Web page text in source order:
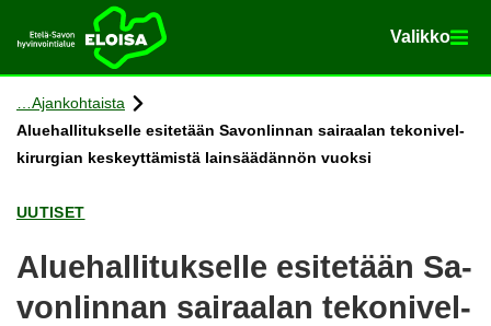
Etusi­vu Va­lik­ko
Va­lik­ko
Siir­ry si­säl­töön
Ajan­koh­tais­ta
Alue­hal­li­tuk­sel­le esi­te­tään Sa­von­lin­nan sai­raa­lan te­ko­ni­vel­
ki­rur­gian kes­keyt­tä­mis­tä lain­sää­dän­nön vuok­si
UU­TI­SET
Alue­hal­li­tuk­sel­le esi­te­tään Sa­
von­lin­nan sai­raa­lan te­ko­ni­vel­